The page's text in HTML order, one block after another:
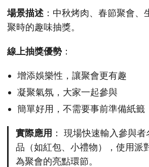
場景描述 ：中秋烤肉、春節聚會、
聚時的趣味抽獎。
線上抽獎優勢 ：
增添娛樂性，讓聚會更有趣
凝聚氣氛，大家一起參與
簡單好用，不需要事前準備紙籤
實際應用 ： 現場快速輸入參與
品（如紅包、小禮物），使用派
為聚會的亮點環節。